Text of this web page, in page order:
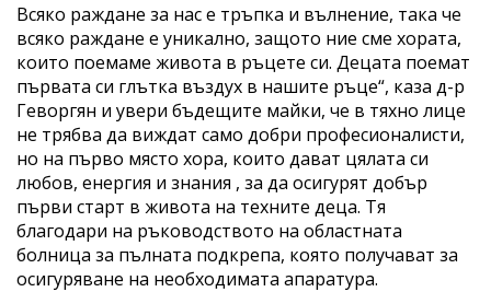
Всяко раждане за нас е тръпка и вълнение, така че
всяко раждане е уникално, защото ние сме хората,
които поемаме живота в ръцете си. Децата поемат
първата си глътка въздух в нашите ръце“, каза д-р
Геворгян и увери бъдещите майки, че в тяхно лице
не трябва да виждат само добри професионалисти,
но на първо място хора, които дават цялата си
любов, енергия и знания , за да осигурят добър
първи старт в живота на техните деца. Тя
благодари на ръководството на областната
болница за пълната подкрепа, която получават за
осигуряване на необходимата апаратура.